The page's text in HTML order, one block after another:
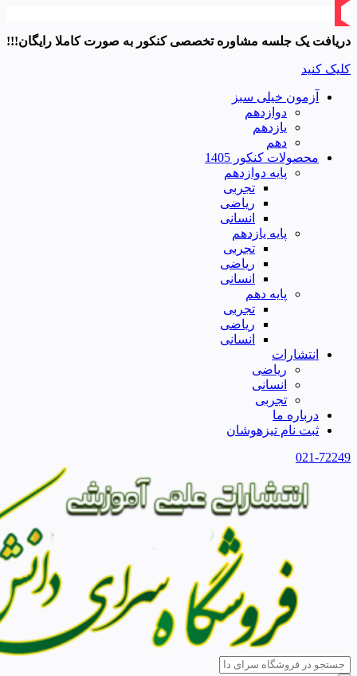
دریافت یک جلسه مشاوره تخصصی کنکور به صورت کاملا رایگان!!!
کلیک کنید
آزمون خیلی سبز
دوازدهم
یازدهم
دهم
محصولات کنکور 1405
پایه دوازدهم
تجربی
ریاضی
انسانی
پایه یازدهم
تجربی
ریاضی
انسانی
پایه دهم
تجربی
ریاضی
انسانی
انتشارات
ریاضی
انسانی
تجربی
درباره ما
ثبت نام تیزهوشان
021-72249